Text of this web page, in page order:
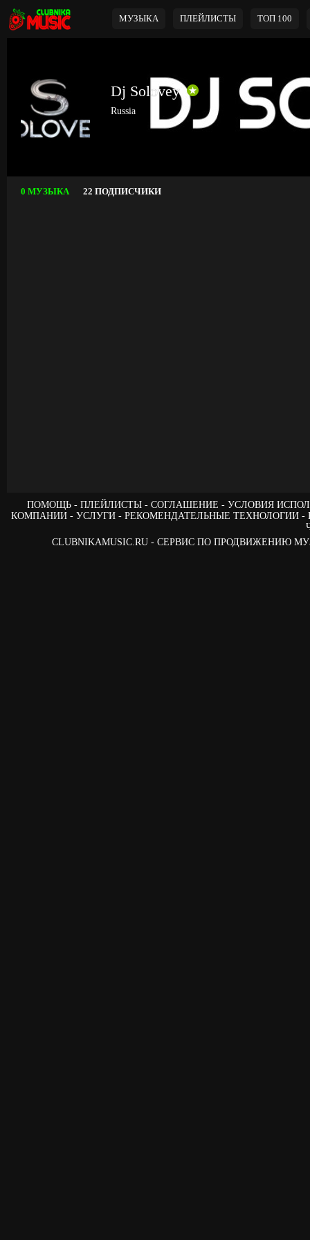
МУЗЫКА ПЛЕЙЛИСТЫ ТОП 100
Dj Solovey
Russia
0 МУЗЫКА 22 ПОДПИСЧИКИ
ПОМОЩЬ ПЛЕЙЛИСТЫ СОГЛАШЕНИЕ
УСЛОВИЯ
КОМПАНИИ
УСЛУГИ РЕКОМЕНДАТЕЛЬНЫЕ ТЕХНОЛОГИИ
CLUBNIKAMUSIC.RU - СЕРВИС ПО ПРОДВИЖЕНИЮ